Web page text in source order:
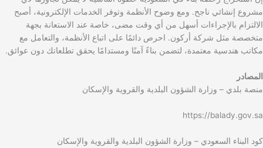
مشروع إنشائي ناجح. ومع وضوح الأنظمة وتوفر الخدمات الإلكترونية، أصبح
الالتزام بالإجراءات أسهل من أي وقت مضى، خاصة عند الاستعانة بجهة
متخصصة مثل شركة أركون. احرص دائمًا على اتباع الأنظمة، والتعامل مع
مكاتب هندسية معتمدة، لتضمن بناءً آمنًا ومستدامًا يحقق تطلعاتك دون عوائق.
المصادر
منصة بلدي – وزارة الشؤون البلدية والقروية والإسكان
https://balady.gov.sa
كود البناء السعودي – وزارة الشؤون البلدية والقروية والإسكان